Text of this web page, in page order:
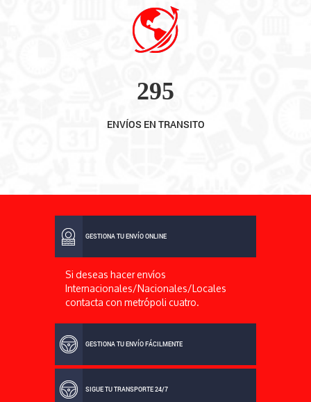
300
ENVÍOS EN TRANSITO
GESTIONA TU ENVÍO ONLINE
Si deseas hacer envíos
Internacionales/Nacionales/Locales
contacta con metrópoli cuatro.
GESTIONA TU ENVÍO FÁCILMENTE
SIGUE TU TRANSPORTE 24/7